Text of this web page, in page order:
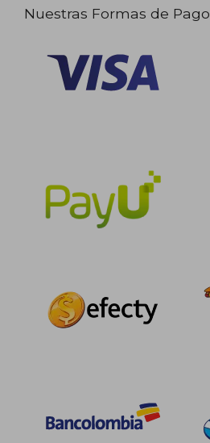
Nuestras Formas de Pago